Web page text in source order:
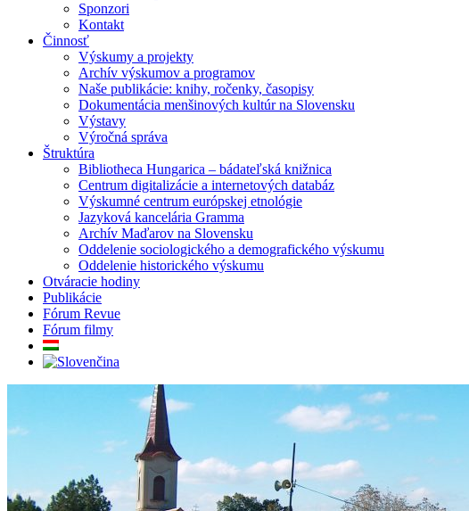
Sponzori
Kontakt
Činnosť
Výskumy a projekty
Archív výskumov a programov
Naše publikácie: knihy, ročenky, časopisy
Dokumentácia menšinových kultúr na Slovensku
Výstavy
Výročná správa
Štruktúra
Bibliotheca Hungarica – bádateľská knižnica
Centrum digitalizácie a internetových databáz
Výskumné centrum európskej etnológie
Jazyková kancelária Gramma
Archív Maďarov na Slovensku
Oddelenie sociologického a demografického výskumu
Oddelenie historického výskumu
Otváracie hodiny
Publikácie
Fórum Revue
Fórum filmy